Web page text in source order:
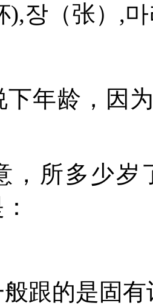
),장（张）,
下年龄，因
，所多少岁
跟的是固有